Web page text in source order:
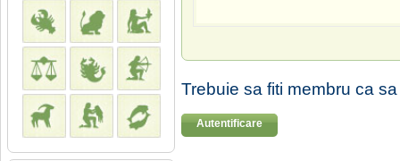
Trebuie sa fiti membru ca
Autentificare